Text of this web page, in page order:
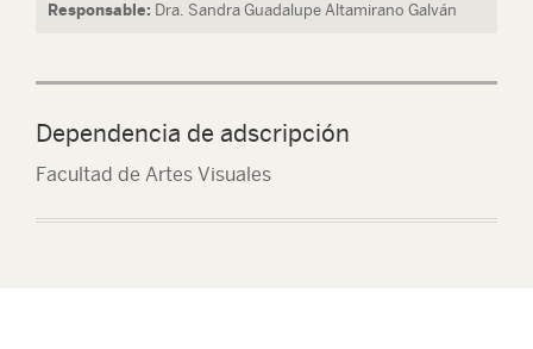
Responsable: Dra. Sandra Guadalupe Altamirano Galván
Dependencia de adscripción
Facultad de Artes Visuales